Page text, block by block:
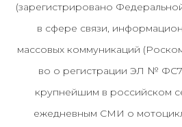
(зарегистрировано
в сфере связи,
массовых коммуникаций
во о регистрации ЭЛ №
крупнейшим в российском
ежедневным СМИ о